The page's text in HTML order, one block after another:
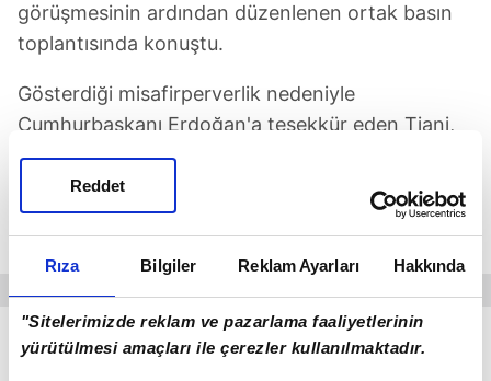
Rıza Bilgiler Reklam Ayarları Hakkında
"Sitelerimizde reklam ve pazarlama faaliyetlerinin
yürütülmesi amaçları ile çerezler kullanılmaktadır.
Reddet
görüşmesinin ardından düzenlenen ortak basın
toplantısında konuştu.
Gösterdiği misafirperverlik nedeniyle
Cumhurbaşkanı Erdoğan'a teşekkür eden Tiani,
davete icabetle gerçekleştirdikleri resmi ziyaretin
sembolik olarak son derece önemli ve iki ülkenin
işbirliği seviyesine yakışan bir ziyaret olduğunu
Tiani, Türkiye-Nijer ilişkilerinin Osmanlı dönemine